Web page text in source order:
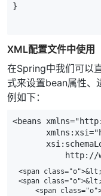
}
XML配置文件中使用
在Spring中我们可以
式来设置bean属性、
例如下：
<beans xmlns=
xmlns : xsi=
xsi :
http: //
<span
<span
<span